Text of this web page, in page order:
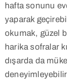
hafta sonunu
yaparak
okumak, güzel
harika sofralar
dışarda da